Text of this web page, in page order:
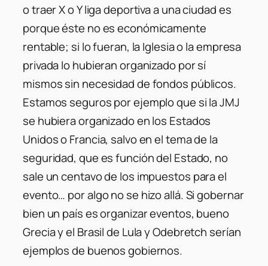
o traer X o Y liga deportiva a una ciudad es
porque éste no es económicamente
rentable; si lo fueran, la Iglesia o la empresa
privada lo hubieran organizado por sí
mismos sin necesidad de fondos públicos.
Estamos seguros por ejemplo que si la JMJ
se hubiera organizado en los Estados
Unidos o Francia, salvo en el tema de la
seguridad, que es función del Estado, no
sale un centavo de los impuestos para el
evento… por algo no se hizo allá. Si gobernar
bien un país es organizar eventos, bueno
Grecia y el Brasil de Lula y Odebretch serían
ejemplos de buenos gobiernos.